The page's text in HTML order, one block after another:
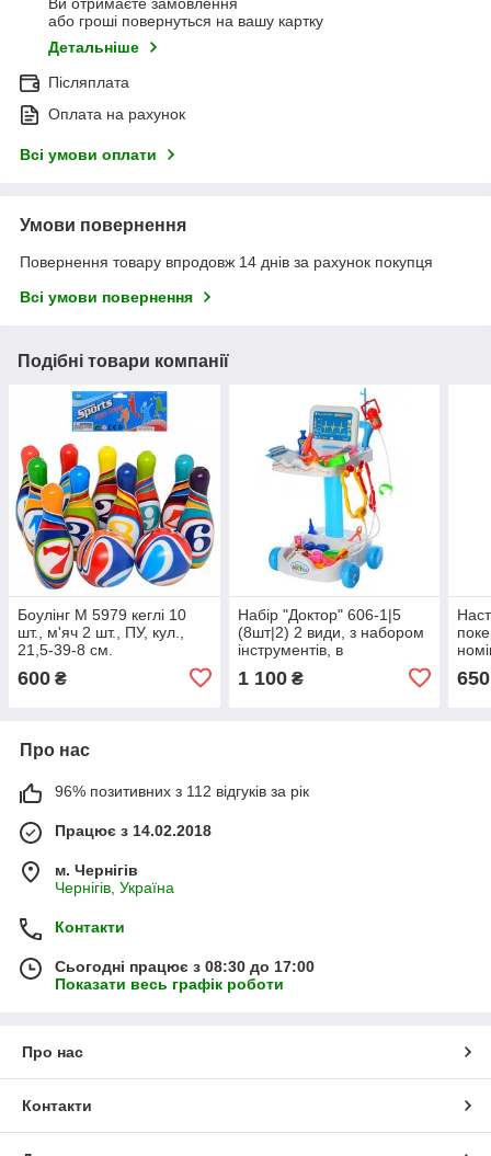
Ви отримаєте замовлення
або гроші повернуться на вашу картку
Детальніше
Післяплата
Оплата на рахунок
Всі умови оплати
Умови повернення
Повернення товару впродовж 14 днів за рахунок покупця
Всі умови повернення
Подібні товари компанії
Боулінг M 5979 кеглі 10
шт., м'яч 2 шт., ПУ, кул.,
21,5-39-8 см.
600 ₴
Набір "Доктор" 606-1|5
(8шт|2) 2 види, з набором
інструментів, в
1 100₴ 650
Про нас
96% позитивних з 112 відгуків за рік
Працює з 14.02.2018
м. Чернігів
Чернігів, Україна
Контакти
Сьогодні працює з 08:30 до 17:00
Показати весь графік роботи
Про нас
Контакти